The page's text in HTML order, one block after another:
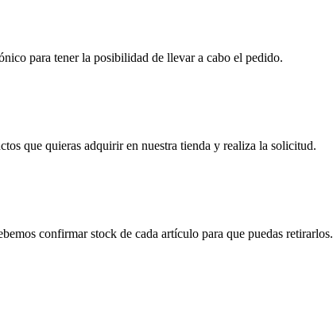
para tener la posibilidad de llevar a cabo el pedido.
que quieras adquirir en nuestra tienda y realiza la solicitud.
confirmar stock de cada artículo para que puedas retirarlos.